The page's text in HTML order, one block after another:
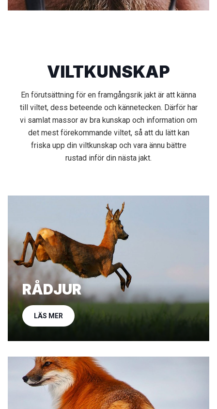
VILTKUNSKAP
En förutsättning för en framgångsrik jakt är att känna
till viltet, dess beteende och kännetecken. Därför har
vi samlat massor av bra kunskap och information om
det mest förekommande viltet, så att du lätt kan
friska upp din viltkunskap och vara ännu bättre
rustad inför din nästa jakt.
RÅDJUR
LÄS MER